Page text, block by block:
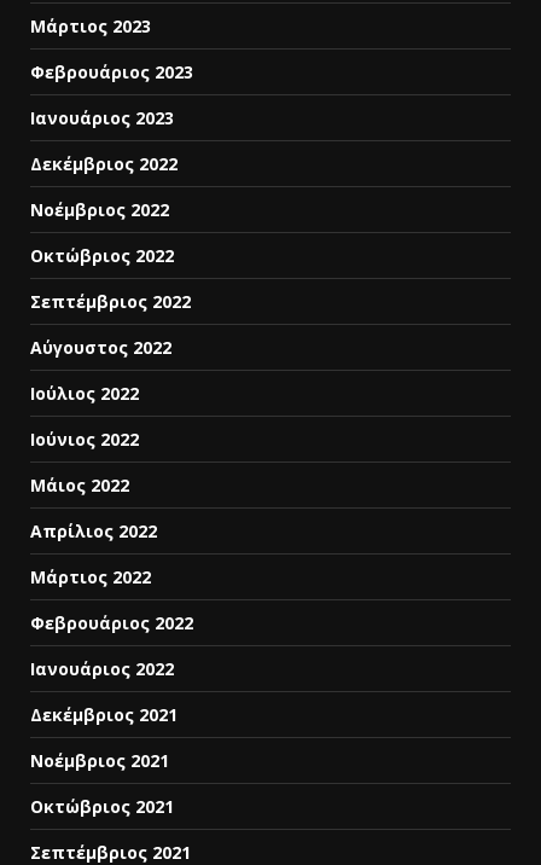
Μάρτιος 2023
Φεβρουάριος 2023
Ιανουάριος 2023
Δεκέμβριος 2022
Νοέμβριος 2022
Οκτώβριος 2022
Σεπτέμβριος 2022
Αύγουστος 2022
Ιούλιος 2022
Ιούνιος 2022
Μάιος 2022
Απρίλιος 2022
Μάρτιος 2022
Φεβρουάριος 2022
Ιανουάριος 2022
Δεκέμβριος 2021
Νοέμβριος 2021
Οκτώβριος 2021
Σεπτέμβριος 2021